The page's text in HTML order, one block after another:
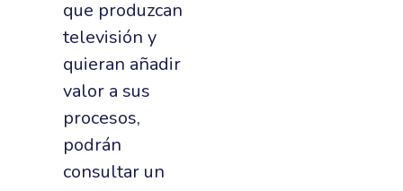
que produzcan
televisión y
quieran añadir
valor a sus
procesos,
podrán
consultar un